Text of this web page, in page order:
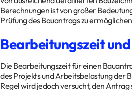
Berechnungen ist von großer
Prüfung des Bauantrags zu
Bearbeitungszeit
Die Bearbeitungszeit für einen
des Projekts und Arbeitsbelastung der
Regel wird jedoch versucht, den Antrag